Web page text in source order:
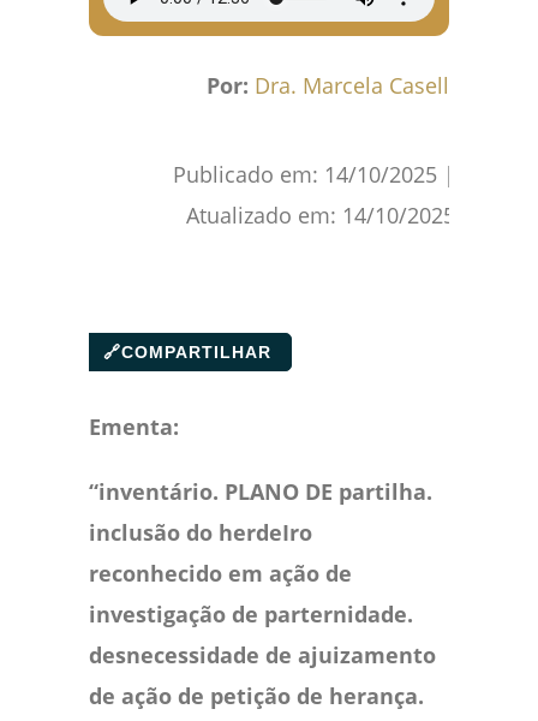
Por: Dra. Marcela Caselli
Publicado em: 14/10/2025 |
Atualizado em: 14/10/2025
🔗COMPARTILHAR
Ementa:
“inventário. PLANO DE partilha.
inclusão do herdeIro
reconhecido em ação de
investigação de parternidade.
desnecessidade de ajuizamento
de ação de petição de herança.